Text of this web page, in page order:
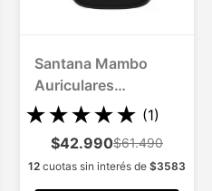
Santana Mambo
Auriculares
Inalámbricos con
Bluetooth
★★★★★ (1)
$42.990$61.490
12 cuotas sin interés de $3583